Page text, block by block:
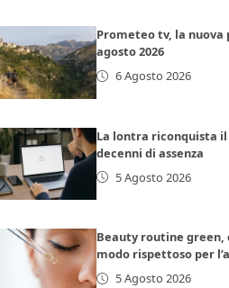
Prometeo tv, la nuova
agosto 2026
6 Agosto 2026
La lontra riconquista
decenni di assenza
5 Agosto 2026
Beauty routine green,
modo rispettoso per
5 Agosto 2026